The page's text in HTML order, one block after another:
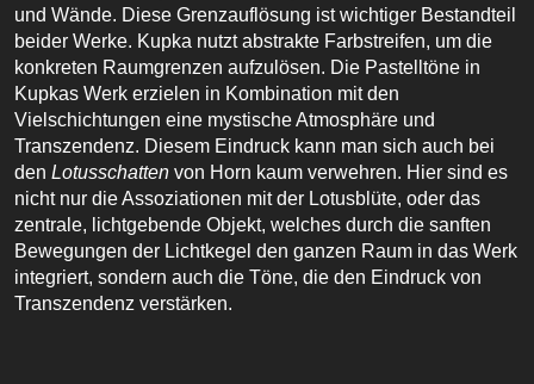
und Wände. Diese Grenzauflösung ist wichtiger Bestandteil
beider Werke. Kupka nutzt abstrakte Farbstreifen, um die
konkreten Raumgrenzen aufzulösen. Die Pastelltöne in
Kupkas Werk erzielen in Kombination mit den
Vielschichtungen eine mystische Atmosphäre und
Transzendenz. Diesem Eindruck kann man sich auch bei
den Lotusschatten von Horn kaum verwehren. Hier sind es
nicht nur die Assoziationen mit der Lotusblüte, oder das
zentrale, lichtgebende Objekt, welches durch die sanften
Bewegungen der Lichtkegel den ganzen Raum in das Werk
integriert, sondern auch die Töne, die den Eindruck von
Transzendenz verstärken.